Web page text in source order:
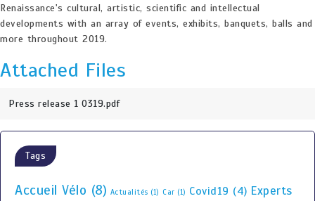
Renaissance's cultural, artistic, scientific and intellectual
developments with an array of events, exhibits, banquets, balls and
more throughout 2019.
Attached Files
Press release 1 0319.pdf
Tags
Accueil Vélo (8) Actualités (1) Car (1) Covid19 (4) Experts